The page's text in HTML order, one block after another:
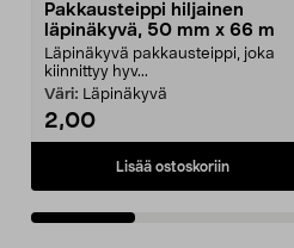
Pakkausteippi hiljainen
läpinäkyvä, 50 mm x 66 m
Läpinäkyvä pakkausteippi, joka
kiinnittyy hyv...
Väri: Läpinäkyvä
2,00
Lisää ostoskoriin